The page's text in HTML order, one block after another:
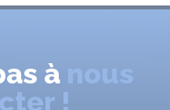
à nous
!